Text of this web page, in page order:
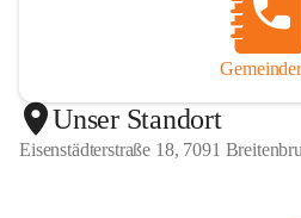
Unser Standort
Eisenstädterstraße 18, 7091